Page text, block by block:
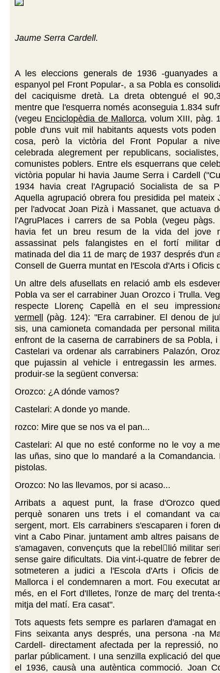
Jaume Serra Cardell.
A les eleccions generals de 1936 -guanyades
espanyol pel Front Popular-, a sa Pobla es
del caciquisme dretà. La dreta obtengué el
mentre que l'esquerra només aconseguia 1.834
(vegeu Enciclopèdia de Mallorca, volum XIII, pàg.
poble d'uns vuit mil habitants aquests vots poden
cosa, però la victòria del Front Popular a
celebrada alegrement per republicans,
comunistes poblers. Entre els esquerrans que
victòria popular hi havia Jaume Serra i Cardell
1934 havia creat l'Agrupació Socialista de sa
Aquella agrupació obrera fou presidida pel mateix
per l'advocat Joan Pizà i Massanet, que actuava
l'AgruPlaces i carrers de sa Pobla (vegeu
havia fet un breu resum de la vida del jove
assassinat pels falangistes en el fortí militar
matinada del dia 11 de març de 1937 després d'un
Consell de Guerra muntat en l'Escola d'Arts i Oficis
Un altre dels afusellats en relació amb els
Pobla va ser el carrabiner Juan Orozco i Trulla.
respecte Llorenç Capellà en el seu
vermell (pàg. 124): "Era carrabiner. El denou de
sis, una camioneta comandada per personal
enfront de la caserna de carrabiners de sa Pobla,
Castelari va ordenar als carrabiners Palazón,
que pujassin al vehicle i entregassin les armes.
produir-se la següent conversa:
Orozco: ¿A dónde vamos?
Castelari: A donde yo mande.
rozco: Mire que se nos va el pan...
Castelari: Al que no esté conforme no le voy a
las uñas, sino que lo mandaré a la Comandancia.
pistolas.
Orozco: No las llevamos, por si acaso...
Arribats a aquest punt, la frase d'Orozco
perquè sonaren uns trets i el comandant va
sergent, mort. Els carrabiners s'escaparen i foren
vint a Cabo Pinar. juntament amb altres paisans
s'amagaven, convençuts que la rebellió militar
sense gaire dificultats. Dia vint-i-quatre de febrer
sotmeteren a judici a l'Escola d'Arts i Oficis
Mallorca i el condemnaren a mort. Fou executat
més, en el Fort d'Illetes, l'onze de març del
mitja del matí. Era casat".
Tots aquests fets sempre es parlaren d'amagat
Fins seixanta anys després, una persona -na
Cardell- directament afectada per la repressió,
parlar públicament. I una senzilla explicació del
el 1936, causà una autèntica commoció. Joan